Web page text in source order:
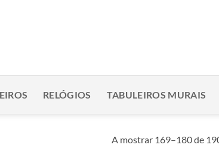
RELÓGIOS TABULEIROS MURAIS
A mostrar 169–180 de